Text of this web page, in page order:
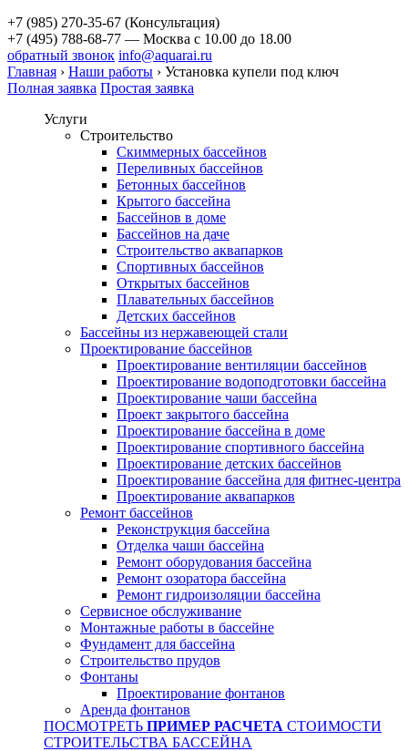
+7 (985) 270-35-67 (Консультация)
+7 (495) 788-68-77 — Москва с 10.00 до 18.00
обратный звонок info@aquarai.ru
Главная › Наши работы › Установка купели под ключ
Полная заявка Простая заявка
Услуги
Строительство
Скиммерных бассейнов
Переливных бассейнов
Бетонных бассейнов
Крытого бассейна
Бассейнов в доме
Бассейнов на даче
Строительство аквапарков
Спортивных бассейнов
Открытых бассейнов
Плавательных бассейнов
Детских бассейнов
Бассейны из нержавеющей стали
Проектирование бассейнов
Проектирование вентиляции бассейнов
Проектирование водоподготовки бассейна
Проектирование чаши бассейна
Проект закрытого бассейна
Проектирование бассейна в доме
Проектирование спортивного бассейна
Проектирование детских бассейнов
Проектирование бассейна для фитнес-центра
Проектирование аквапарков
Ремонт бассейнов
Реконструкция бассейна
Отделка чаши бассейна
Ремонт оборудования бассейна
Ремонт озоратора бассейна
Ремонт гидроизоляции бассейна
Сервисное обслуживание
Монтажные работы в бассейне
Фундамент для бассейна
Строительство прудов
Фонтаны
Проектирование фонтанов
Аренда фонтанов
ПОСМОТРЕТЬ ПРИМЕР РАСЧЕТА СТОИМОСТИ
СТРОИТЕЛЬСТВА БАССЕЙНА